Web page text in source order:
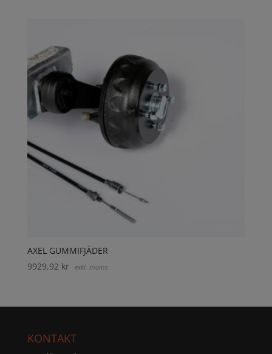
AXEL GUMMIFJÄDER
9929,92 kr exkl. moms
KONTAKT